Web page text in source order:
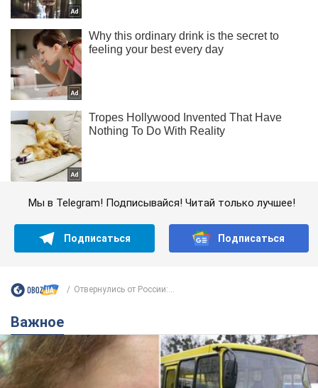
Мы в Telegram! Подписывайся! Читай только лучшее!
Подписаться Подписаться
Отвернулись от России:...
Важное